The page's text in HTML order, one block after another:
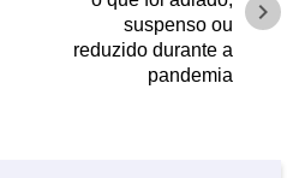
suspenso ou
reduzido durante a
pandemia
chevron_right